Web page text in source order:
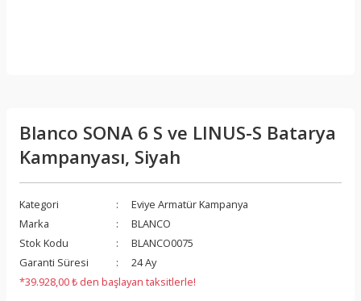
Blanco SONA 6 S ve LINUS-S Batarya
Kampanyası, Siyah
Kategori
Eviye Armatür Kampanya
Marka
BLANCO
Stok Kodu
BLANCO0075
Garanti Süresi
24 Ay
*39.928,00 ₺ den başlayan taksitlerle!